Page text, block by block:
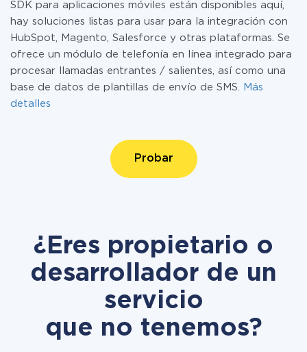
SDK para aplicaciones móviles están disponibles aquí,
hay soluciones listas para usar para la integración con
HubSpot, Magento, Salesforce y otras plataformas. Se
ofrece un módulo de telefonía en línea integrado para
procesar llamadas entrantes / salientes, así como una
base de datos de plantillas de envío de SMS.
Más
detalles
Probar
¿Eres propietario o
desarrollador de un
servicio
que no tenemos?